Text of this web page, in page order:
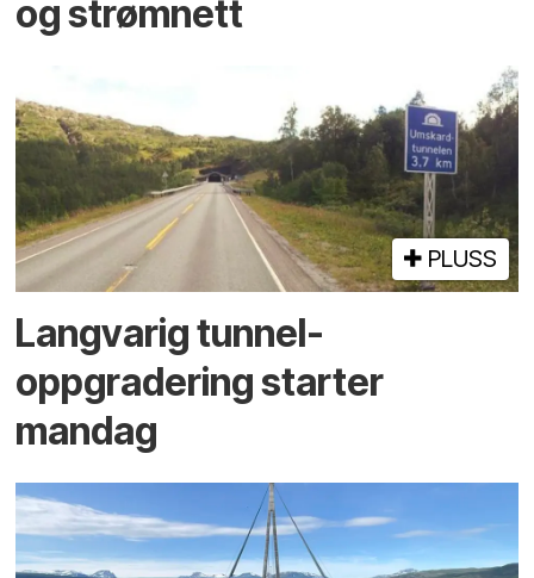
og strømnett
PLUSS
Langvarig tunnel­
oppgradering starter
mandag